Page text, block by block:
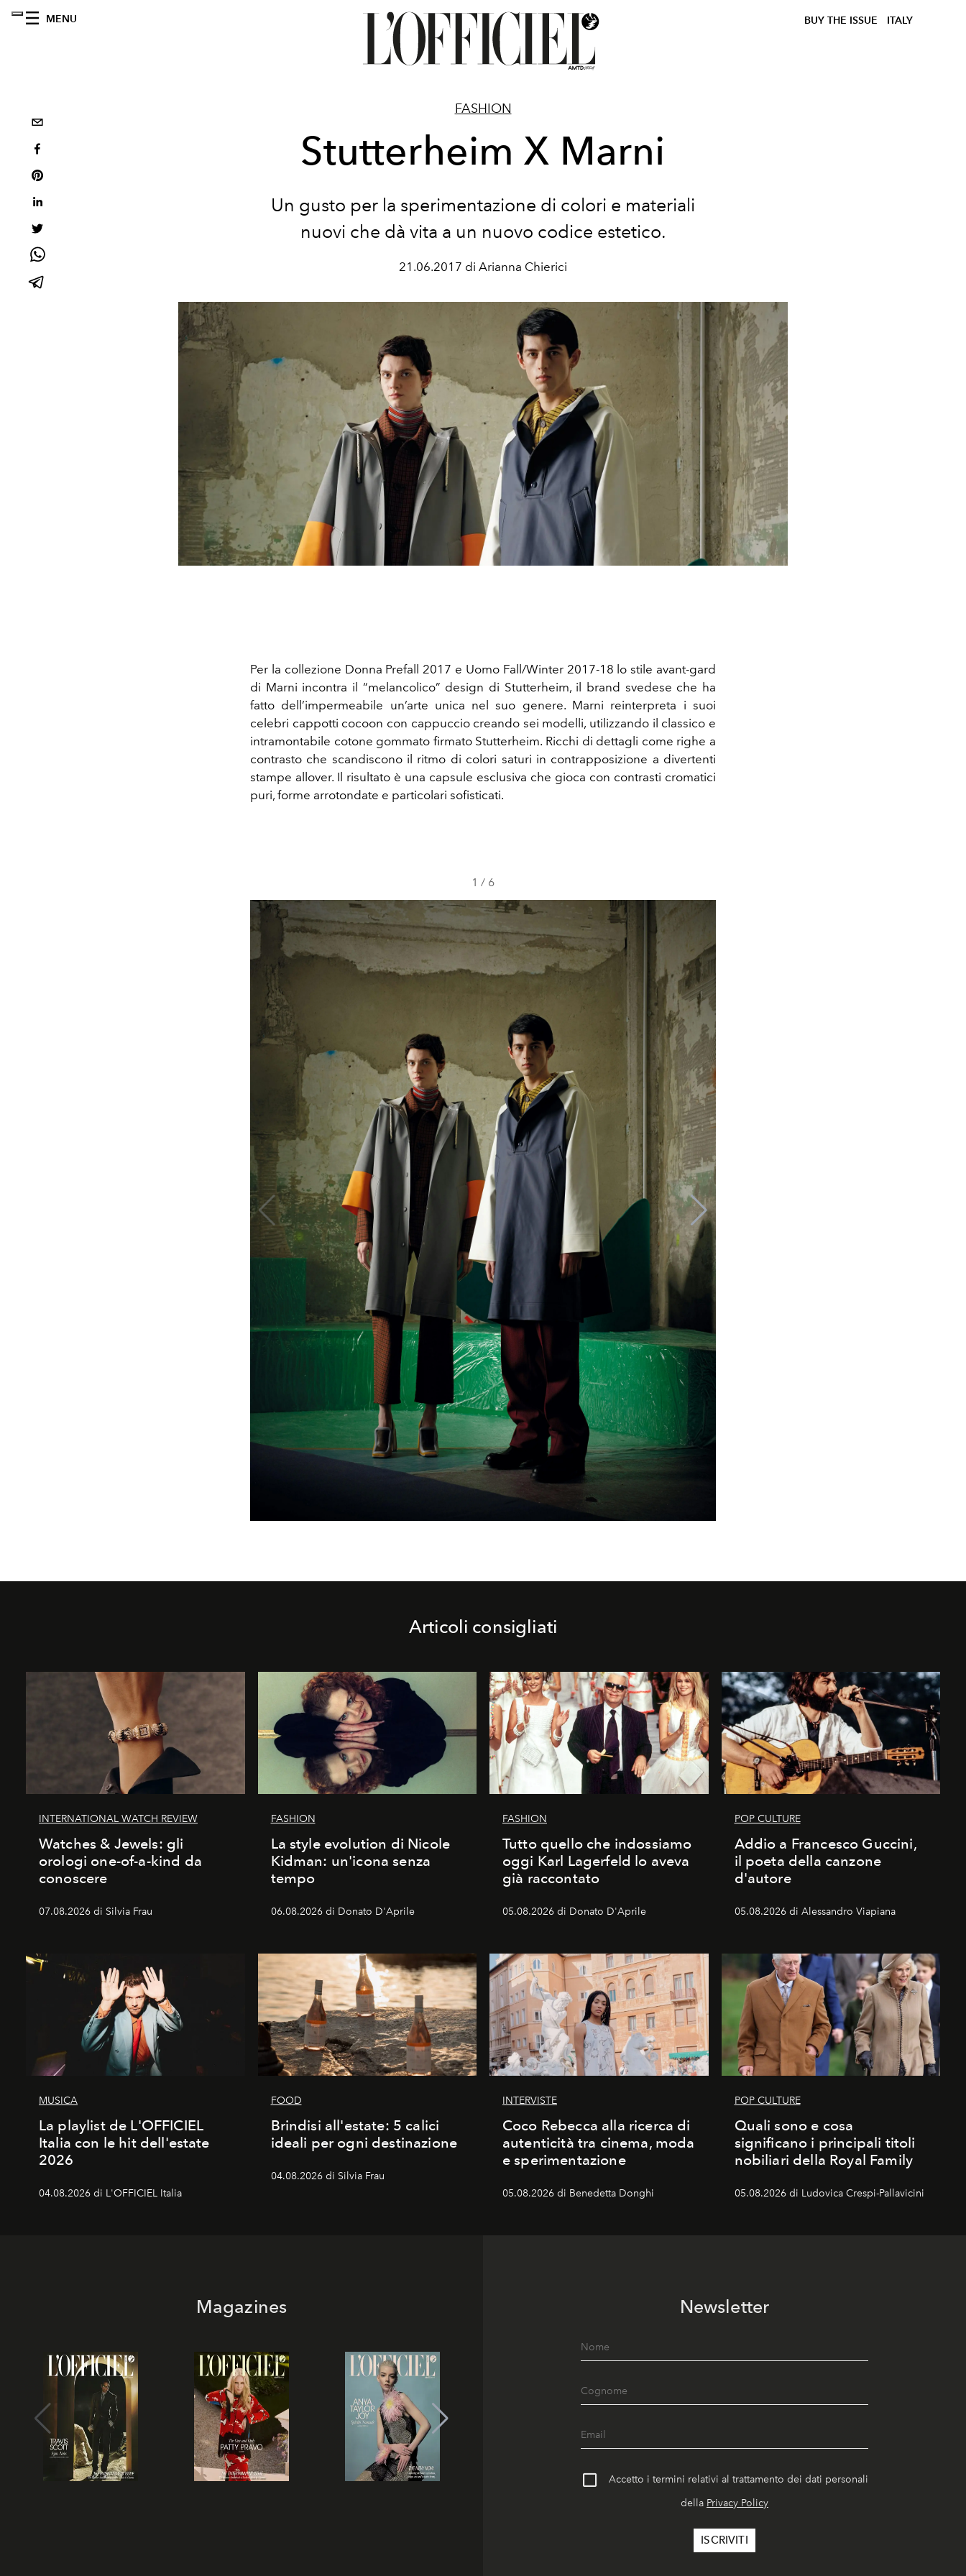
MENU BUY THE ISSUE ITALY
FASHION
Stutterheim X Marni
Un gusto per la sperimentazione di colori e materiali
nuovi che dà vita a un nuovo codice estetico.
21.06.2017 di Arianna Chierici
Per la collezione Donna Prefall 2017 e Uomo Fall/Winter 2017-18 lo stile avant-gard
di Marni incontra il “melancolico” design di Stutterheim, il brand svedese che ha
fatto dell’impermeabile un’arte unica nel suo genere. Marni reinterpreta i suoi
celebri cappotti cocoon con cappuccio creando sei modelli, utilizzando il classico e
intramontabile cotone gommato firmato Stutterheim. Ricchi di dettagli come righe a
contrasto che scandiscono il ritmo di colori saturi in contrapposizione a divertenti
stampe allover. Il risultato è una capsule esclusiva che gioca con contrasti cromatici
puri, forme arrotondate e particolari sofisticati.
1 / 6
Articoli consigliati
INTERNATIONAL WATCH REVIEW
Watches & Jewels: gli
orologi one-of-a-kind da
conoscere
07.08.2026 di Silvia Frau
FASHION
La style evolution di Nicole
Kidman: un'icona senza
tempo
06.08.2026 di Donato D'Aprile
FASHION
Tutto quello che indossiamo
oggi Karl Lagerfeld lo aveva
già raccontato
05.08.2026 di Donato D'Aprile
POP CULTURE
Addio a Francesco Guccini,
il poeta della canzone
d'autore
05.08.2026 di Alessandro Viapiana
MUSICA
La playlist de L'OFFICIEL
Italia con le hit dell'estate
2026
04.08.2026 di L'OFFICIEL Italia
FOOD
Brindisi all'estate: 5 calici
ideali per ogni destinazione
04.08.2026 di Silvia Frau
INTERVISTE
Coco Rebecca alla ricerca di
autenticità tra cinema, moda
e sperimentazione
05.08.2026 di Benedetta Donghi
POP CULTURE
Quali sono e cosa
significano i principali titoli
nobiliari della Royal Family
05.08.2026 di Ludovica Crespi-Pallavicini
Magazines Newsletter
Accetto i termini relativi al trattamento dei dati personali
della Privacy Policy